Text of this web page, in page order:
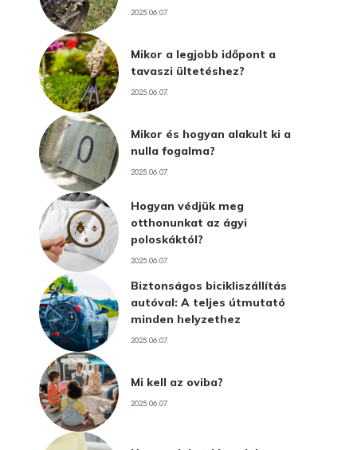
2025.06.07.
Mikor a legjobb időpont a
tavaszi ültetéshez?
2025.06.07.
Mikor és hogyan alakult ki a
nulla fogalma?
2025.06.07.
Hogyan védjük meg
otthonunkat az ágyi
poloskáktól?
2025.06.07.
Biztonságos bicikliszállítás
autóval: A teljes útmutató
minden helyzethez
2025.06.07.
Mi kell az oviba?
2025.06.07.